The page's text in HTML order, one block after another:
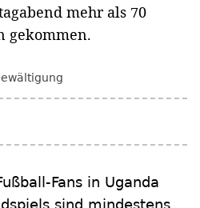
mehr als 70
gekommen.
Fans in Uganda
sind mindestens